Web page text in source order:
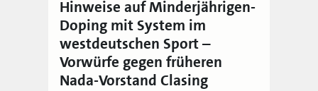
Hinweise auf Minderjährigen-
Doping mit System im
westdeutschen Sport –
Vorwürfe gegen früheren
Nada-Vorstand Clasing